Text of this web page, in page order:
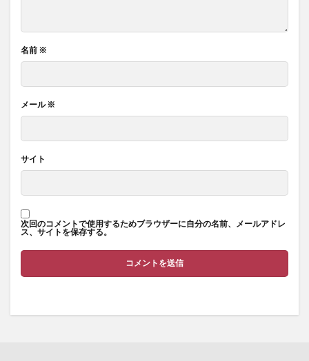
名前 ※
メール※
サイト
次回のコメントで使用するためブラウザーに自分の名前、メールアドレ
ス、サイトを保存する。